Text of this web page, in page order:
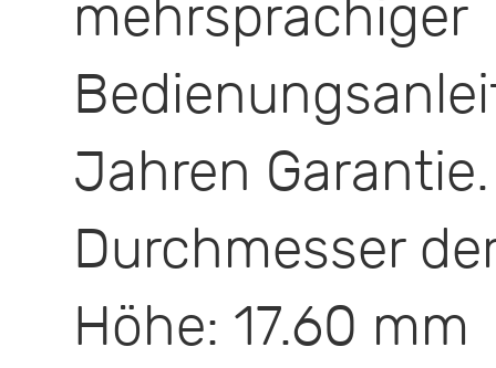
mehrsprachiger
Jahren Garantie.
Durchmesser
Höhe: 17.60 mm